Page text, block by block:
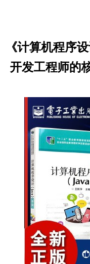
《计算机程序
开发工程师的